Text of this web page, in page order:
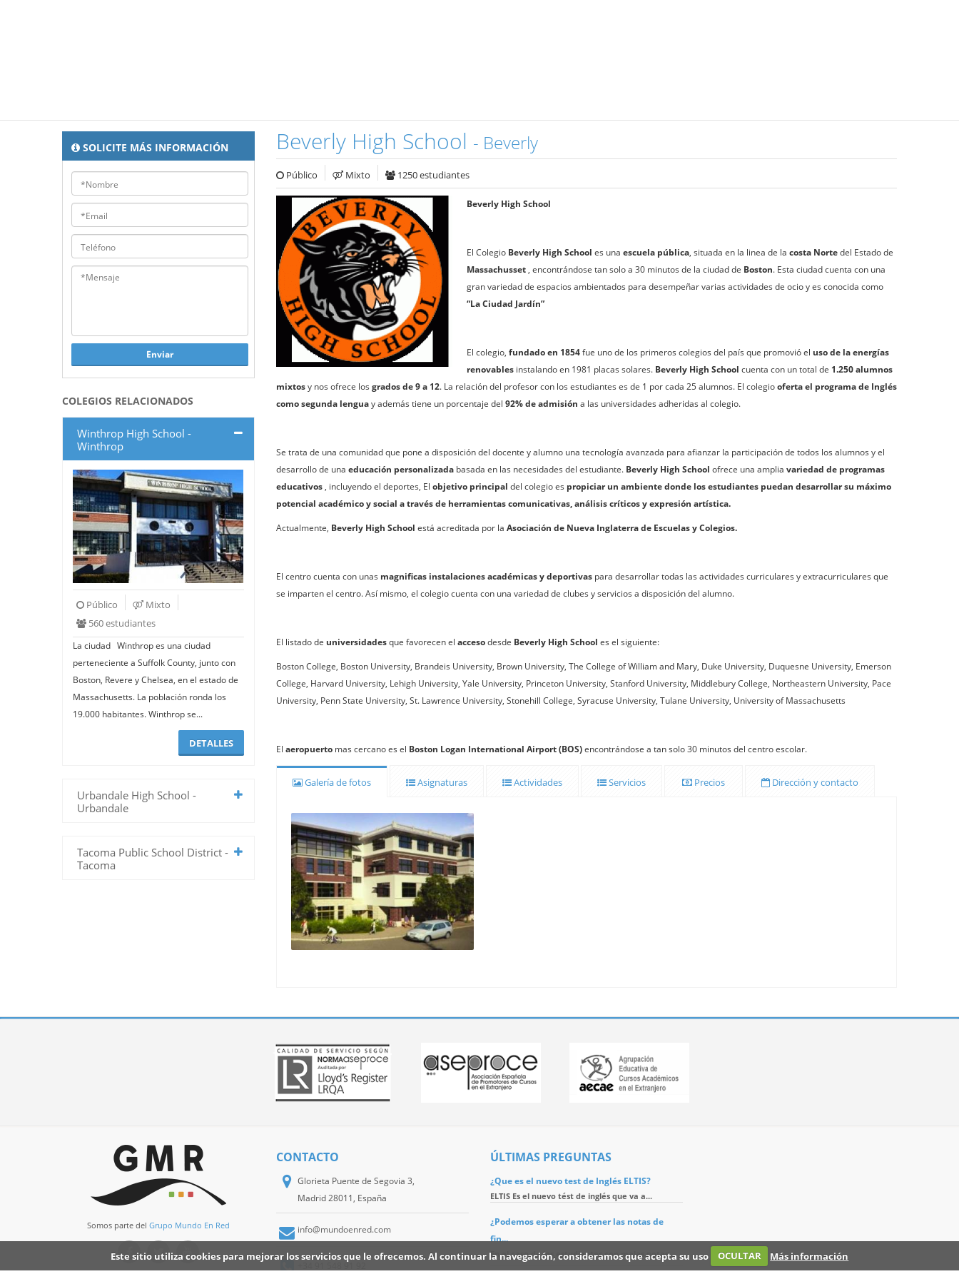
Beverly High School - Beverly
Público Mixto 1250 estudiantes
Beverly High School
El Colegio Beverly High School es una escuela pública, situada en la linea de la costa Nortedel Estado de
Massachusset , encontrándose tan solo a 30 minutos de la ciudad de Boston. Esta ciudad cuenta con una
gran variedad de espacios ambientados para desempeñar varias actividades de ocio y es conocida como
“La Ciudad Jardín”
El colegio, fundado en 1854fue uno de los primeros colegios del país que promovió el uso de la energías
renovables instalando en 1981 placas solares. Beverly High School cuenta con un total de 1.250 alumnos
mixtosy nos ofrece los grados de 9 a 12. La relación del profesor con los estudiantes es de 1 por cada 25 alumnos. El colegiooferta el programa de Inglés
como segunda lenguay además tiene un porcentaje del 92% de admisión a las universidades adheridas al colegio.
Se trata de una comunidad que pone a disposición del docente y alumno una tecnología avanzada para afianzar la participación de todos los alumnos y el
desarrollo de una educación personalizada basada en las necesidades del estudiante. Beverly High School ofrece una amplia variedad de programas
educativos , incluyendo el deportes, El objetivo principal del colegio es propiciar un ambiente donde los estudiantes puedan desarrollar su máximo
potencial académico y social a través de herramientas comunicativas, análisis críticos y expresión artística.
Actualmente, Beverly High School está acreditada por la Asociación de Nueva Inglaterra de Escuelas y Colegios.
El centro cuenta con unas magnificas instalaciones académicas y deportivas para desarrollar todas las actividades curriculares y extracurriculares que
se imparten el centro. Así mismo, el colegio cuenta con una variedad de clubes y servicios a disposición del alumno.
El listado de universidadesque favorecen el accesodesde Beverly High School es el siguiente:
Boston College, Boston University, Brandeis University, Brown University, The College of William and Mary, Duke University, Duquesne University, Emerson
College, Harvard University, Lehigh University, Yale University, Princeton University, Stanford University, Middlebury College, Northeastern University, Pace
University, Penn State University, St. Lawrence University, Stonehill College, Syracuse University, Tulane University, University of Massachusetts
El aeropuerto mas cercano es el Boston Logan International Airport (BOS)encontrándose a tan solo 30 minutos del centro escolar.
Galería de fotos Asignaturas Actividades Servicios Precios Dirección y contacto
SOLICITE MÁS INFORMACIÓN
Enviar
COLEGIOS RELACIONADOS
Winthrop High School -
Winthrop
Público
Mixto
560 estudiantes
La ciudad Winthrop es una ciudad
perteneciente a Suffolk County, junto con
Boston, Revere y Chelsea, en el estado de
Massachusetts. La población ronda los
19.000 habitantes. Winthrop se...
DETALLES
Urbandale High School -
Urbandale
Tacoma Public School District -
Tacoma
Somos parte del Grupo Mundo En Red
CONTACTO
Glorieta Puente de Segovia 3,
Madrid 28011, España
info@mundoenred.com
+34 91 548 91 92
ÚLTIMAS PREGUNTAS
¿Que es el nuevo test de Inglés ELTIS?
ELTIS Es el nuevo tést de inglés que va a...
¿Podemos esperar a obtener las notas de
fin...
En el caso de los estudiantes con malas notas...
Este sitio utiliza cookies para mejorar los servicios que le ofrecemos. Al continuar la navegación, consideramos que acepta su uso OCULTAR Más información